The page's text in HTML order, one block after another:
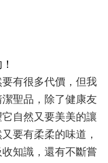
有很多代價，但我
聖品，除了健康友
自然又要美美的讓
要有柔柔的味道，
知識，還有不斷嘗